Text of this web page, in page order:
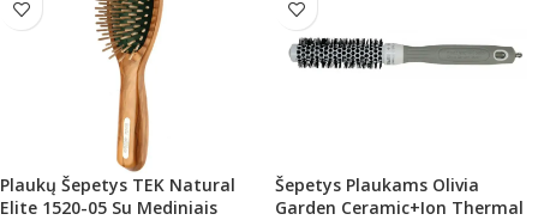
Plaukų Šepetys TEK Natural
Elite 1520-05 Su Mediniais
Šepetys Plaukams Olivia
Garden Ceramic+Ion Thermal